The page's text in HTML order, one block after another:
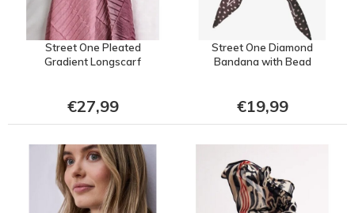
Street One Pleated
Gradient Longscarf
€27,99
Street One Diamond
Bandana with Bead
€19,99